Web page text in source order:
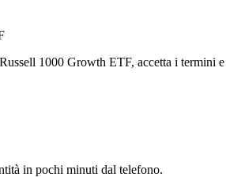
1000 Growth ETF, accetta i termini
in pochi minuti dal telefono.